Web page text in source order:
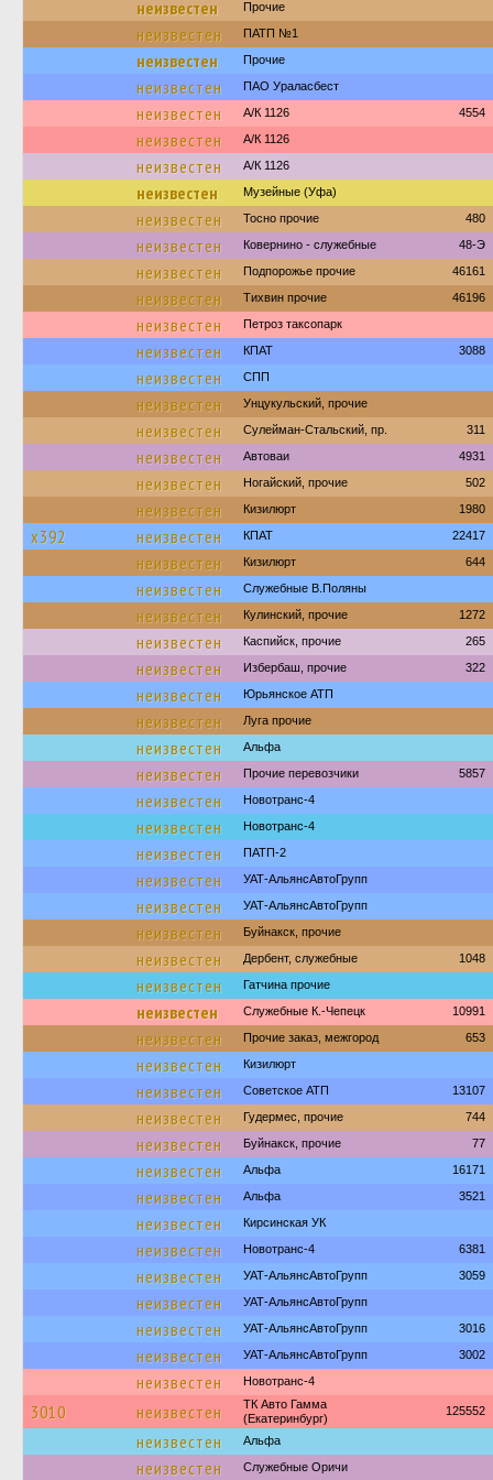
неизвестен Прочие
неизвестен ПАТП №1
неизвестен Прочие
неизвестен ПАО Ураласбест
неизвестен А/К 1126 4554
неизвестен А/К 1126
неизвестен А/К 1126
неизвестен Музейные (Уфа)
неизвестен Тосно прочие 480
неизвестен Ковернино - служебные 48-Э
неизвестен Подпорожье прочие 46161
неизвестен Тихвин прочие 46196
неизвестен Петроз таксопарк
неизвестен КПАТ 3088
неизвестен СПП
неизвестен Унцукульский, прочие
неизвестен Сулейман-Стальский, пр. 311
неизвестен Автоваи 4931
неизвестен Ногайский, прочие 502
неизвестен Кизилюрт 1980
х392 неизвестен КПАТ 22417
неизвестен Кизилюрт 644
неизвестен Служебные В.Поляны
неизвестен Кулинский, прочие 1272
неизвестен Каспийск, прочие 265
неизвестен Избербаш, прочие 322
неизвестен Юрьянское АТП
неизвестен Луга прочие
неизвестен Альфа
неизвестен Прочие перевозчики 5857
неизвестен Новотранс-4
неизвестен Новотранс-4
неизвестен ПАТП-2
неизвестен УАТ-АльянсАвтоГрупп
неизвестен УАТ-АльянсАвтоГрупп
неизвестен Буйнакск, прочие
неизвестен Дербент, служебные 1048
неизвестен Гатчина прочие
неизвестен Служебные К.-Чепецк 10991
неизвестен Прочие заказ, межгород 653
неизвестен Кизилюрт
неизвестен Советское АТП 13107
неизвестен Гудермес, прочие 744
неизвестен Буйнакск, прочие 77
неизвестен Альфа 16171
неизвестен Альфа 3521
неизвестен Кирсинская УК
неизвестен Новотранс-4 6381
неизвестен УАТ-АльянсАвтоГрупп 3059
неизвестен УАТ-АльянсАвтоГрупп
неизвестен УАТ-АльянсАвтоГрупп 3016
неизвестен УАТ-АльянсАвтоГрупп 3002
неизвестен Новотранс-4
3010 неизвестен
ТК Авто Гамма
(Екатеринбург)
125552
неизвестен Альфа
неизвестен Служебные Оричи